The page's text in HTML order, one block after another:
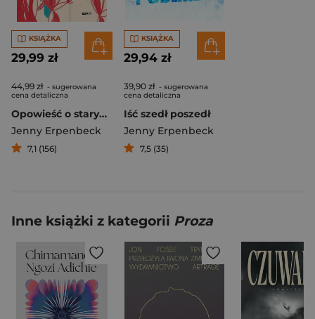
KSIĄŻKA
29,99 zł
44,99 zł - sugerowana
cena detaliczna
Opowieść o starym dziecku
Jenny Erpenbeck
7,1 (156)
KSIĄŻKA
29,94 zł
39,90 zł - sugerowana
cena detaliczna
Iść szedł poszedł
Jenny Erpenbeck
7,5 (35)
Inne książki z kategorii Proza